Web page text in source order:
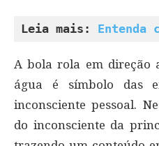
Leia mais: Entenda
A bola rola em direção
água é símbolo das
inconsciente pessoal.
do inconsciente da